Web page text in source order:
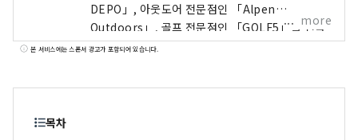
DEPO」, 아웃도어 전문점인 「Alpen
Outdoors」, 골프 전문점인 「GOLF5」를 전국
에 전개해, 유명 스포츠 브랜드의 스포츠 용품이나,
more
본 서비스에는 스폰서 광고가 포함되어 있습니다.
목차